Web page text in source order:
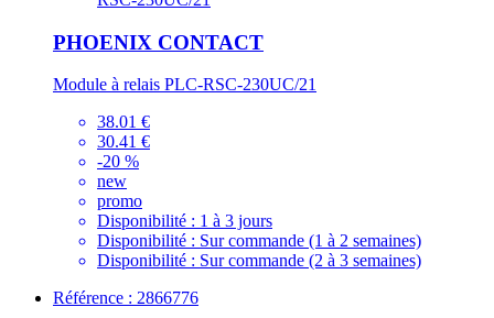
PHOENIX CONTACT
Module à relais PLC-RSC-230UC/21
38.01 €
30.41 €
-20 %
new
promo
Disponibilité : 1 à 3 jours
Disponibilité : Sur commande (1 à 2 semaines)
Disponibilité : Sur commande (2 à 3 semaines)
Référence : 2866776